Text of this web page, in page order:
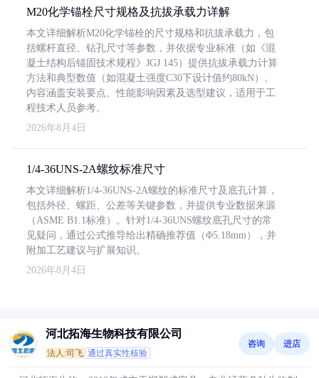
M20化学锚栓尺寸规格及抗拔承载力详解
本文详细解析M20化学锚栓的尺寸规格和抗拔承载力，包
括螺杆直径、钻孔尺寸等参数，并依据专业标准（如《混
凝土结构后锚固技术规程》JGJ 145）提供抗拔承载力计算
方法和典型数值（如混凝土强度C30下设计值约80kN）。
内容涵盖安装要点、性能影响因素及选型建议，适用于工
程技术人员参考。
2026年8月4日
1/4-36UNS-2A螺纹标准尺寸
本文详细解析1/4-36UNS-2A螺纹的标准尺寸及底孔计算，
包括外径、螺距、公差等关键参数，并提供专业数据来源
（ASME B1.1标准）。针对1/4-36UNS螺纹底孔尺寸的常
见疑问，通过公式推导给出精确推荐值（Φ5.18mm），并
附加工艺建议与扩展知识。
2026年8月4日
河北拓海生物科技有限公司
法人:司飞 通过真实性核验
咨询 进店